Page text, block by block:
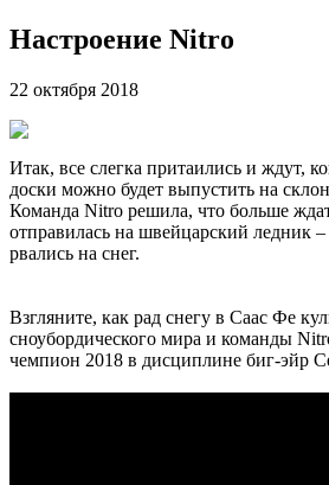
Настроение Nitro
22 октября 2018
Итак, все слегка притаились и ждут,
доски можно будет выпустить на
Команда Nitro решила, что больше
отправилась на швейцарский ледник –
рвались на снег.
Взгляните, как рад снегу в Саас Фе
сноубордического мира и команды
чемпион 2018 в дисциплине биг-эйр